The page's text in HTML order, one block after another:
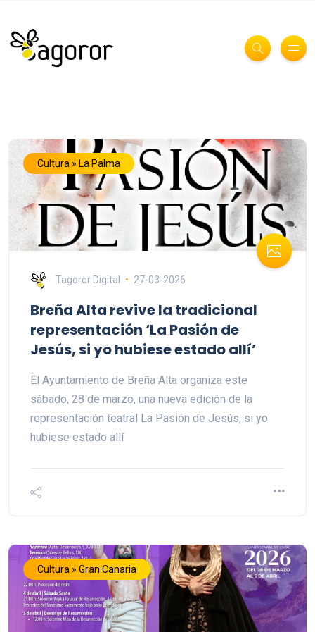
Cultura » La Palma
Tagoror Digital 27-03-2026
Breña Alta revive la tradicional
representación ‘La Pasión de
Jesús, si yo hubiese estado allí’
El Ayuntamiento de Breña Alta organiza este
sábado, 28 de marzo, una nueva edición de la
representación teatral La Pasión de Jesús, si yo
hubiese estado allí
Cultura » Gran Canaria